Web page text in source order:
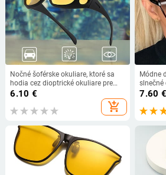
Nočné šoférske okuliare, ktoré sa
hodia cez dioptrické okuliare pre
mužov, polarizované vonkajšie
šoférske okuliare na rybárčenie,
ktoré sa hodia cez krátkozrakosť
6.10 €
add_shopping_cart
Módne
slnečné
okuliare
7.60 €